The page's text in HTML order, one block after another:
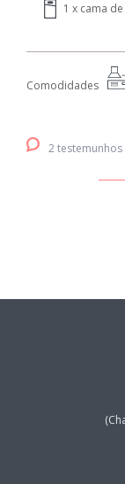
1 x cama
Comodidades
2 testemunhos